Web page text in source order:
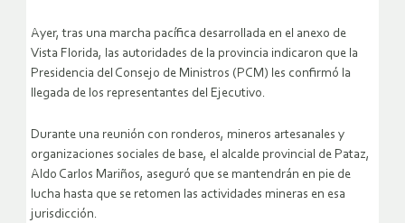
Ayer, tras una marcha pacífica desarrollada en el anexo de
Vista Florida, las autoridades de la provincia indicaron que la
Presidencia del Consejo de Ministros (PCM) les confirmó la
llegada de los representantes del Ejecutivo.
Durante una reunión con ronderos, mineros artesanales y
organizaciones sociales de base, el alcalde provincial de Pataz,
Aldo Carlos Mariños, aseguró que se mantendrán en pie de
lucha hasta que se retomen las actividades mineras en esa
jurisdicción.